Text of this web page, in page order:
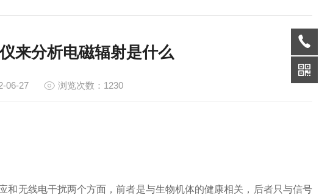
来分析电磁辐射是什么
06-27 浏览次数：1230
无线电干扰两个方面，前者是与生物机体的健康相关，后者只与信号